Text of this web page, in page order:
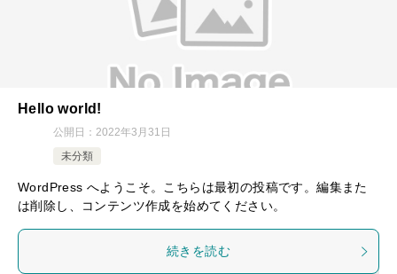
Hello world!
公開日： 2022年3月31日
未分類
WordPress へようこそ。こちらは最初の投稿です。編集また
は削除し、コンテンツ作成を始めてください。
続きを読む